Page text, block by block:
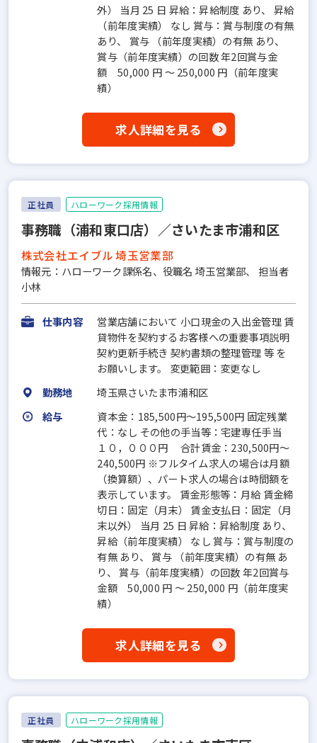
外） 当月 25 日 昇給：昇給制度 あり、 昇給
（前年度実績） なし 賞与：賞与制度の有無
あり、 賞与 （前年度実績）の有無 あり、
賞与（前年度実績）の回数 年2回賞与金
額 50,000 円 ～ 250,000 円（前年度実
績）
求人詳細を見る
正社員 ハローワーク採用情報
事務職（浦和東口店）／さいたま市浦和区
株式会社エイブル 埼玉営業部
情報元：ハローワーク課係名、役職名 埼玉営業部、 担当者
小林
仕事内容
営業店舗において 小口現金の入出金管理 賃
貸物件を契約するお客様への重要事項説明
契約更新手続き 契約書類の整理管理 等 を
お願いします。 変更範囲：変更なし
勤務地
埼玉県さいたま市浦和区
給与
資本金：185,500円〜195,500円 固定残業
代：なし その他の手当等：宅建専任手当
１０，０００円 合計賃金：230,500円～
240,500円 ※フルタイム求人の場合は月額
（換算額）、パート求人の場合は時間額を
表示しています。 賃金形態等：月給 賃金締
切日：固定（月末） 賃金支払日：固定（月
末以外） 当月 25 日 昇給：昇給制度 あり、
昇給（前年度実績） なし 賞与：賞与制度の
有無 あり、 賞与 （前年度実績）の有無 あ
り、 賞与（前年度実績）の回数 年2回賞与
金額 50,000 円 ～ 250,000 円（前年度実
績）
求人詳細を見る
正社員 ハローワーク採用情報